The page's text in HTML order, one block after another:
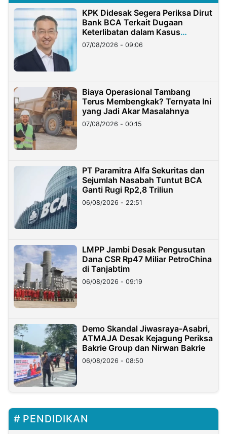
KPK Didesak Segera Periksa Dirut
Bank BCA Terkait Dugaan
Keterlibatan dalam Kasus
Hilangnya Dana Nasabah Rp2,58
Miliar
07/08/2026 - 09:06
Biaya Operasional Tambang
Terus Membengkak? Ternyata Ini
yang Jadi Akar Masalahnya
07/08/2026 - 00:15
PT Paramitra Alfa Sekuritas dan
Sejumlah Nasabah Tuntut BCA
Ganti Rugi Rp2,8 Triliun
06/08/2026 - 22:51
LMPP Jambi Desak Pengusutan
Dana CSR Rp47 Miliar PetroChina
di Tanjabtim
06/08/2026 - 09:19
Demo Skandal Jiwasraya-Asabri,
ATMAJA Desak Kejagung Periksa
Bakrie Group dan Nirwan Bakrie
06/08/2026 - 08:50
PENDIDIKAN